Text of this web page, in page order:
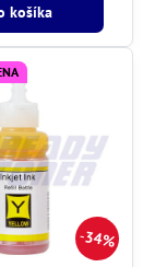
košíka
34%